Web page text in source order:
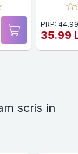
PRP:
35.99
scris in